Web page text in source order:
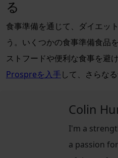
る
食事準備を通じて、ダイエッ
う。いくつかの食事準備食品
ストフードや便利な食事を避
Prospreを入手して、さらな
Colin
I'm a
a passion